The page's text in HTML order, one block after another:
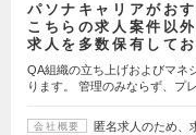
パソナキャリアがお
こちらの求人案件以
求人を多数保有して
QA組織の立ち上げおよびマネ
ります。 管理のみならず、プ
会社概要
匿名求人のため、